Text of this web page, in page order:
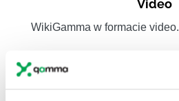
Video
WikiGamma w formacie video.